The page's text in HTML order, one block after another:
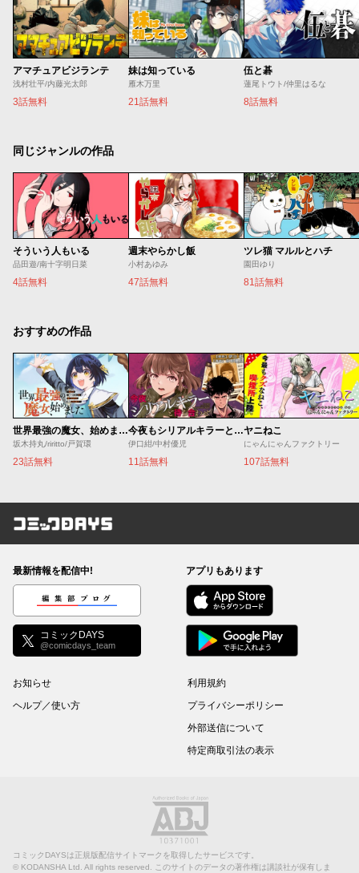
アマチュアビジランテ
浅村壮平/内藤光太郎
3話無料
妹は知っている
雁木万里
21話無料
伍と碁
蓮尾トウト/仲里はるな
8話無料
同じジャンルの作品
そういう人もいる
品田遊/南十字明日菜
4話無料
週末やらかし飯
小村あゆみ
47話無料
ツレ猫 マルルとハチ
園田ゆり
81話無料
おすすめの作品
世界最強の魔女、始めました ～私だけ『攻略サイト』を見れる世界で自由に生きます～
坂木持丸/riritto/戸賀環
23話無料
今夜もシリアルキラーと待ち合わせ
伊口紺/中村優児
11話無料
ヤニねこ
にゃんにゃんファクトリー
107話無料
コミックDAYS
最新情報を配信中!
編集部ブログ
コミックDAYS
@comicdays_team
アプリもあります
お知らせ
ヘルプ／使い方
利用規約
プライバシーポリシー
外部送信について
特定商取引法の表示
コミックDAYSは正規版配信サイトマークを取得したサービスです。
© KODANSHA Ltd. All rights reserved. このサイトのデータの著作権は講談社が保有しま